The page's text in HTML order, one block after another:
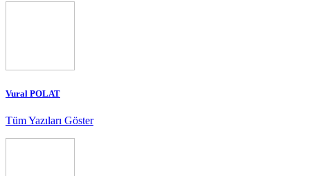
Vural POLAT
Tüm Yazıları Göster